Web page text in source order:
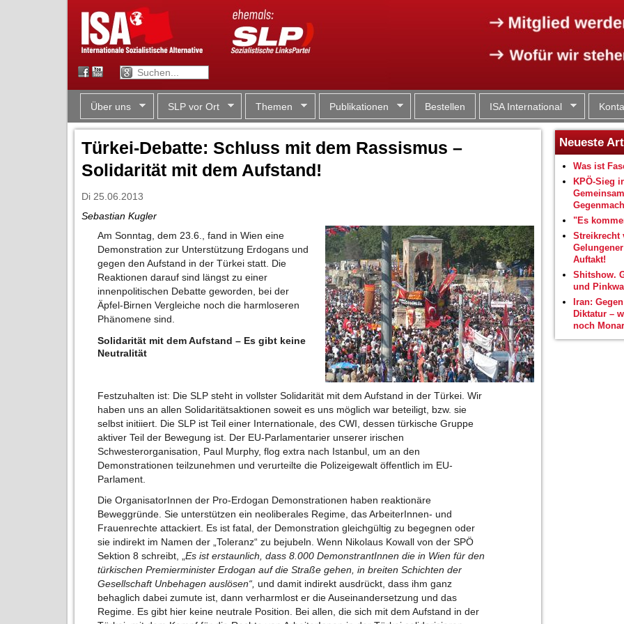
Über uns SLP vor Ort Themen Publikationen Bestellen ISA International
Türkei-Debatte: Schluss mit dem Rassismus –
Solidarität mit dem Aufstand!
Di 25.06.2013
Sebastian Kugler
Am Sonntag, dem 23.6., fand in Wien eine
Demonstration zur Unterstützung Erdogans und
gegen den Aufstand in der Türkei statt. Die
Reaktionen darauf sind längst zu einer
innenpolitischen Debatte geworden, bei der
Äpfel-Birnen Vergleiche noch die harmloseren
Phänomene sind.
Solidarität mit dem Aufstand – Es gibt keine
Neutralität
Festzuhalten ist: Die SLP steht in vollster Solidarität mit dem Aufstand in der Türkei. Wir
haben uns an allen Solidaritätsaktionen soweit es uns möglich war beteiligt, bzw. sie
selbst initiiert. Die SLP ist Teil einer Internationale, des CWI, dessen türkische Gruppe
aktiver Teil der Bewegung ist. Der EU-Parlamentarier unserer irischen
Schwesterorganisation, Paul Murphy, flog extra nach Istanbul, um an den
Demonstrationen teilzunehmen und verurteilte die Polizeigewalt öffentlich im EU-
Parlament.
Die OrganisatorInnen der Pro-Erdogan Demonstrationen haben reaktionäre
Beweggründe. Sie unterstützen ein neoliberales Regime, das ArbeiterInnen- und
Frauenrechte attackiert. Es ist fatal, der Demonstration gleichgültig zu begegnen oder
sie indirekt im Namen der „Toleranz“ zu bejubeln. Wenn Nikolaus Kowall von der SPÖ
Sektion 8 schreibt, „Es ist erstaunlich, dass 8.000 DemonstrantInnen die in Wien für den
türkischen Premierminister Erdogan auf die Straße gehen, in breiten Schichten der
Gesellschaft Unbehagen auslösen“, und damit indirekt ausdrückt, dass ihm ganz
behaglich dabei zumute ist, dann verharmlost er die Auseinandersetzung und das
Regime. Es gibt hier keine neutrale Position. Bei allen, die sich mit dem Aufstand in der
Neueste
Was ist
KPÖ-Sieg
"Es
Streikrecht
Auftakt!
Shitshow.
und
Iran:
Diktatur –
noch